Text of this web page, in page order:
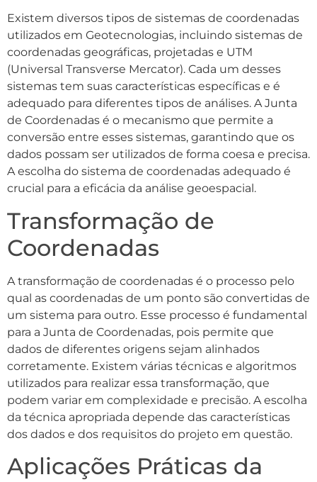
Existem diversos tipos de sistemas de coordenadas
utilizados em Geotecnologias, incluindo sistemas de
coordenadas geográficas, projetadas e UTM
(Universal Transverse Mercator). Cada um desses
sistemas tem suas características específicas e é
adequado para diferentes tipos de análises. A Junta
de Coordenadas é o mecanismo que permite a
conversão entre esses sistemas, garantindo que os
dados possam ser utilizados de forma coesa e precisa.
A escolha do sistema de coordenadas adequado é
crucial para a eficácia da análise geoespacial.
Transformação de
Coordenadas
A transformação de coordenadas é o processo pelo
qual as coordenadas de um ponto são convertidas de
um sistema para outro. Esse processo é fundamental
para a Junta de Coordenadas, pois permite que
dados de diferentes origens sejam alinhados
corretamente. Existem várias técnicas e algoritmos
utilizados para realizar essa transformação, que
podem variar em complexidade e precisão. A escolha
da técnica apropriada depende das características
dos dados e dos requisitos do projeto em questão.
Aplicações Práticas da